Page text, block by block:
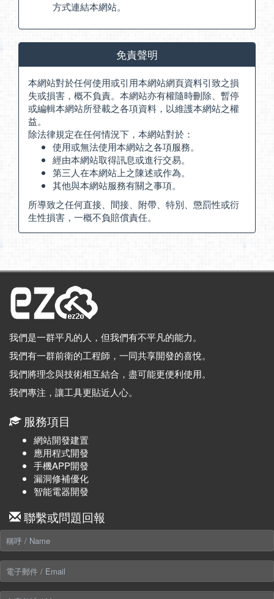
方式連結本網站。
免責聲明
本網站對於任何使用或引用本網站網頁資料引致之損
失或損害，概不負責。本網站亦有權隨時刪除、暫停
或編輯本網站所登載之各項資料，以維護本網站之權
益。
除法律規定在任何情況下，本網站對於：
使用或無法使用本網站之各項服務。
經由本網站取得訊息或進行交易。
第三人在本網站上之陳述或作為。
其他與本網站服務有關之事項。
所導致之任何直接、間接、附帶、特別、懲罰性或衍
生性損害，一概不負賠償責任。
我們是一群平凡的人，但我們有不平凡的能力。
我們有一群前衛的工程師，一同共享開發的喜悅。
我們將理念與技術相互結合，盡可能更便利使用。
我們專注，讓工具更貼近人心。
服務項目
網站開發建置
應用程式開發
手機APP開發
漏洞修補優化
智能電器開發
聯繫或問題回報